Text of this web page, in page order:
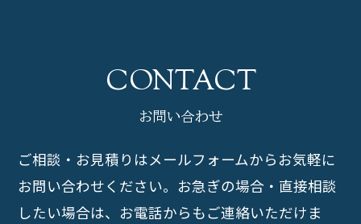
お問い合わせ
ご相談・お見積りはメールフォームからお気軽に
お問い合わせください。 お急ぎの場合・直接相談
したい場合は、お電話からもご連絡いただけま